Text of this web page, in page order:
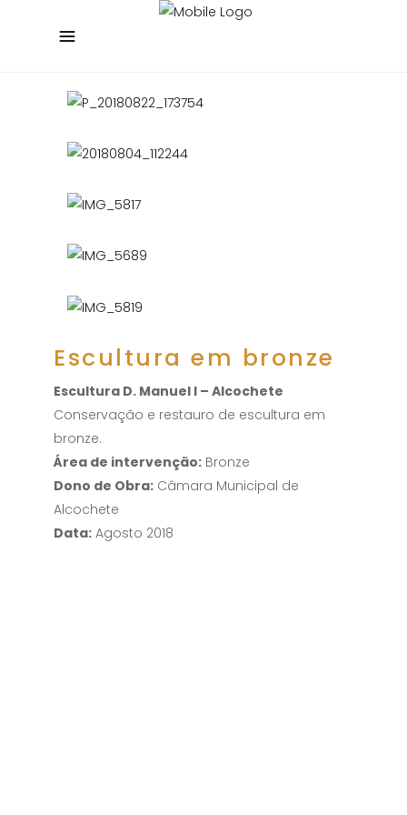
Escultura em bronze
Escultura D. Manuel I – Alcochete
Conservação e restauro de escultura em
bronze.
Área de intervenção: Bronze
Dono de Obra: Câmara Municipal de
Alcochete
Data: Agosto 2018